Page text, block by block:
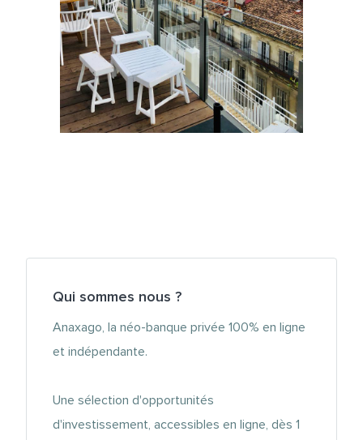
Qui sommes nous ?
Anaxago, la néo-banque privée 100% en ligne
et indépendante.
Une sélection d'opportunités
d'investissement, accessibles en ligne, dès 1